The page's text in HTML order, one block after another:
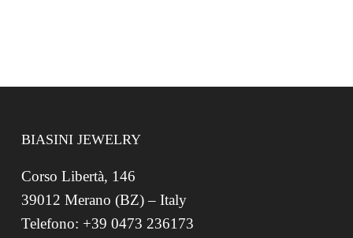
BIASINI JEWELRY
Corso Libertà, 146
39012 Merano (BZ) – Italy
Telefono: +39 0473 236173